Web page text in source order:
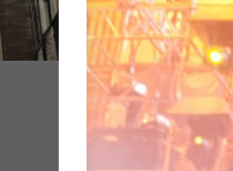
LES
concert du